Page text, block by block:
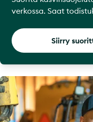
verkossa. Saat
Siirry